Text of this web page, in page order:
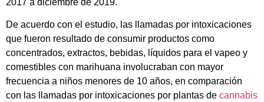
De acuerdo con el estudio, las llamadas por intoxicaciones
que fueron resultado de consumir productos como
concentrados, extractos, bebidas, líquidos para el vapeo y
comestibles con marihuana involucraban con mayor
frecuencia a niños menores de 10 años, en comparación
con las llamadas por intoxicaciones por plantas de cannabis